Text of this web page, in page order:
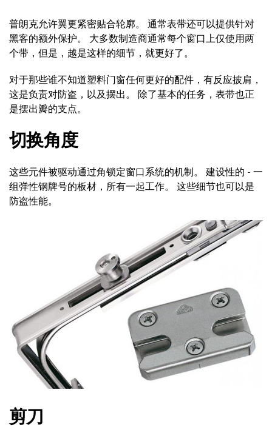
普朗克允许翼更紧密贴合轮廓。 通常表带还可以提供针对
黑客的额外保护。 大多数制造商通常每个窗口上仅使用两
个带，但是，越是这样的细节，就更好了。
对于那些谁不知道塑料门窗任何更好的配件，有反应披肩，
这是负责对防盗，以及摆出。 除了基本的任务，表带也正
是摆出瓣的支点。
切换角度
这些元件被驱动通过角锁定窗口系统的机制。 建设性的 - 一
组弹性钢牌号的板材，所有一起工作。 这些细节也可以是
防盗性能。
剪刀